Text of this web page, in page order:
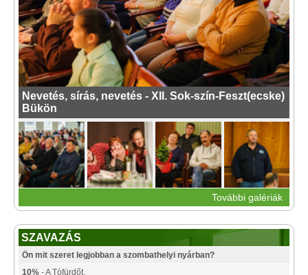
Nevetés, sírás, nevetés - XII. Sok-szín-Feszt(ecske)
Bükön
További galériák
SZAVAZÁS
Ön mit szeret legjobban a szombathelyi nyárban?
10% - A Tófürdőt.